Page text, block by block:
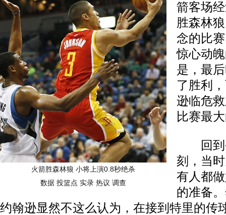
火箭胜森林狼 小将上演0.8秒绝杀
数据 投篮点 实录 热议 调查
箭客场
胜森林
念的比
惊心动
是，最
了胜利
逊临危
比赛最
回到
刻，当
有人都
的准备
约翰逊显然不这么认为，在接到特里的传